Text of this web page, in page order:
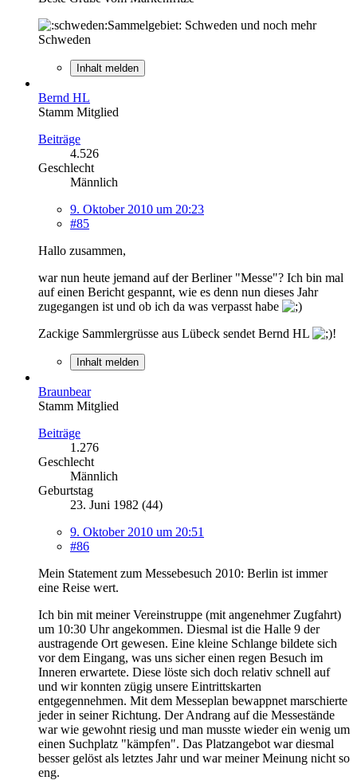
Sammelgebiet: Schweden und noch mehr
Schweden
Inhalt melden
Bernd HL
Stamm Mitglied
Beiträge
4.526
Geschlecht
Männlich
9. Oktober 2010 um 20:23
#85
Hallo zusammen,
war nun heute jemand auf der Berliner "Messe"? Ich bin mal
auf einen Bericht gespannt, wie es denn nun dieses Jahr
zugegangen ist und ob ich da was verpasst habe
Zackige Sammlergrüsse aus Lübeck sendet Bernd HL
!
Inhalt melden
Braunbear
Stamm Mitglied
Beiträge
1.276
Geschlecht
Männlich
Geburtstag
23. Juni 1982 (44)
9. Oktober 2010 um 20:51
#86
Mein Statement zum Messebesuch 2010: Berlin ist immer
eine Reise wert.
Ich bin mit meiner Vereinstruppe (mit angenehmer Zugfahrt)
um 10:30 Uhr angekommen. Diesmal ist die Halle 9 der
austragende Ort gewesen. Eine kleine Schlange bildete sich
vor dem Eingang, was uns sicher einen regen Besuch im
Inneren erwartete. Diese löste sich doch relativ schnell auf
und wir konnten zügig unsere Eintrittskarten
entgegennehmen. Mit dem Messeplan bewappnet marschierte
jeder in seiner Richtung. Der Andrang auf die Messestände
war wie gewohnt riesig und man musste wieder ein wenig um
einen Suchplatz "kämpfen". Das Platzangebot war diesmal
besser gelöst als letztes Jahr und war meiner Meinung nicht so
eng.